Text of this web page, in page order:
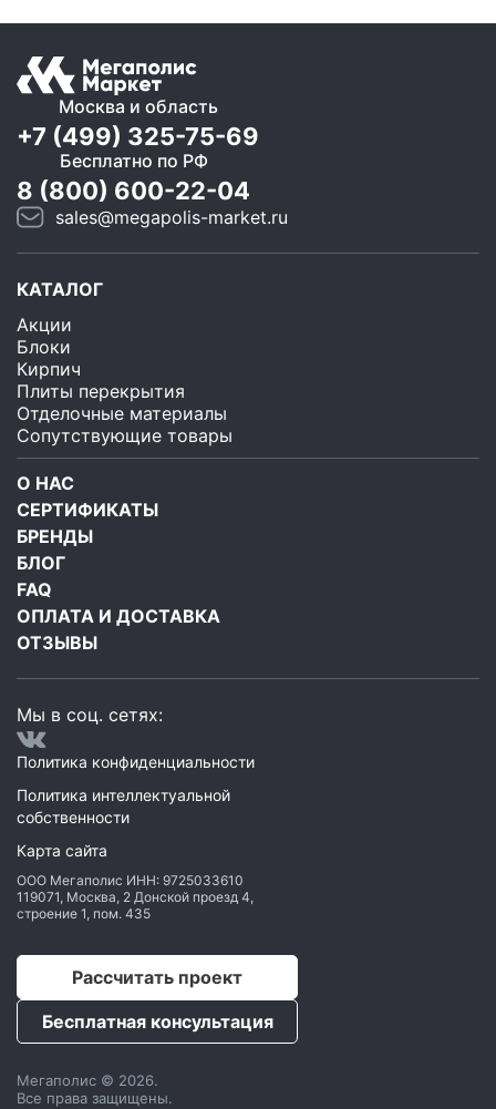
Москва и область
+7 (499) 325-75-69
Бесплатно по РФ
8 (800) 600-22-04
sales@megapolis-market.ru
КАТАЛОГ
Акции
Блоки
Кирпич
Плиты перекрытия
Отделочные материалы
Сопутствующие товары
О НАС
СЕРТИФИКАТЫ
БРЕНДЫ
БЛОГ
FAQ
ОПЛАТА И ДОСТАВКА
ОТЗЫВЫ
Мы в соц. сетях:
Политика конфиденциальности
Политика интеллектуальной
собственности
Карта сайта
ООО Мегаполис ИНН: 9725033610
119071, Москва, 2 Донской проезд 4,
строение 1, пом. 435
Рассчитать проект
Бесплатная консультация
Мегаполис © 2026.
Все права защищены.